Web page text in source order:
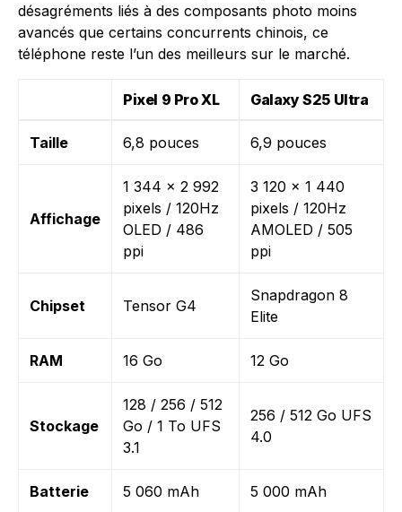
désagréments liés à des composants photo moins
avancés que certains concurrents chinois, ce
téléphone reste l’un des meilleurs sur le marché.
Pixel 9 Pro XL Galaxy S25 Ultra
Taille 6,8 pouces 6,9 pouces
Affichage
1 344 x 2 992
pixels / 120Hz
OLED / 486
ppi
3 120 x 1 440
pixels / 120Hz
AMOLED / 505
ppi
Chipset Tensor G4
Snapdragon 8
Elite
RAM 16 Go 12 Go
Stockage
128 / 256 / 512
Go / 1 To UFS
3.1
256 / 512 Go UFS
4.0
Batterie 5 060 mAh 5 000 mAh